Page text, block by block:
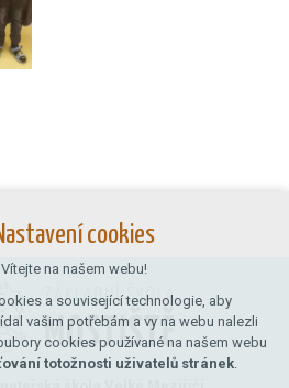
cookies
Vítejte na našem webu!
a související technologie, aby
vašim potřebám a vy na webu nalezli
cookies používané na našem webu
totožnosti uživatelů stránek.